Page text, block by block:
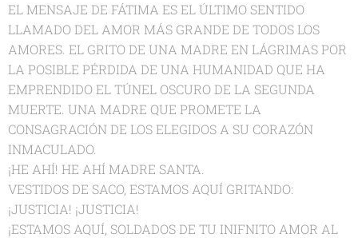
EL MENSAJE DE FÁTIMA ES EL ÚLTIMO SENTIDO
LLAMADO DEL AMOR MÁS GRANDE DE TODOS LOS
AMORES. EL GRITO DE UNA MADRE EN LÁGRIMAS POR
LA POSIBLE PÉRDIDA DE UNA HUMANIDAD QUE HA
EMPRENDIDO EL TÚNEL OSCURO DE LA SEGUNDA
MUERTE. UNA MADRE QUE PROMETE LA
CONSAGRACIÓN DE LOS ELEGIDOS A SU CORAZÓN
INMACULADO.
¡HE AHÍ! HE AHÍ MADRE SANTA.
VESTIDOS DE SACO, ESTAMOS AQUÍ GRITANDO:
¡JUSTICIA! ¡JUSTICIA!
¡ESTAMOS AQUÍ, SOLDADOS DE TU INIFNITO AMOR AL